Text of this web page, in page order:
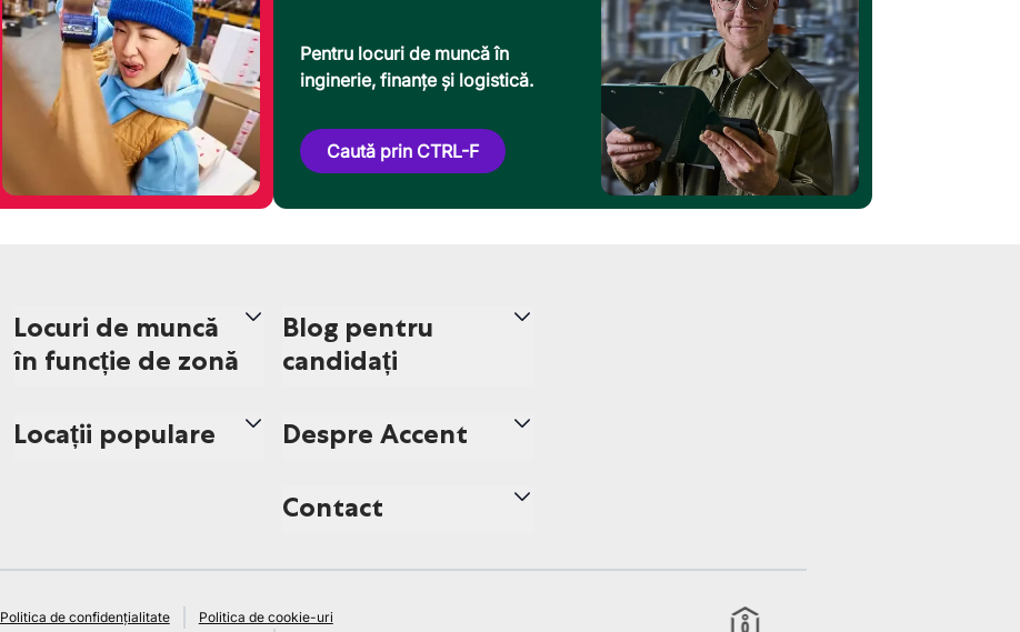
Pentru locuri de muncă în
inginerie, finanțe și logistică.
Caută prin CTRL-F
Locuri de muncă
în funcție de zonă
Locații populare
Blog pentru
candidați
Despre Accent
Contact
Politica de confidențialitate
Politica de cookie-uri